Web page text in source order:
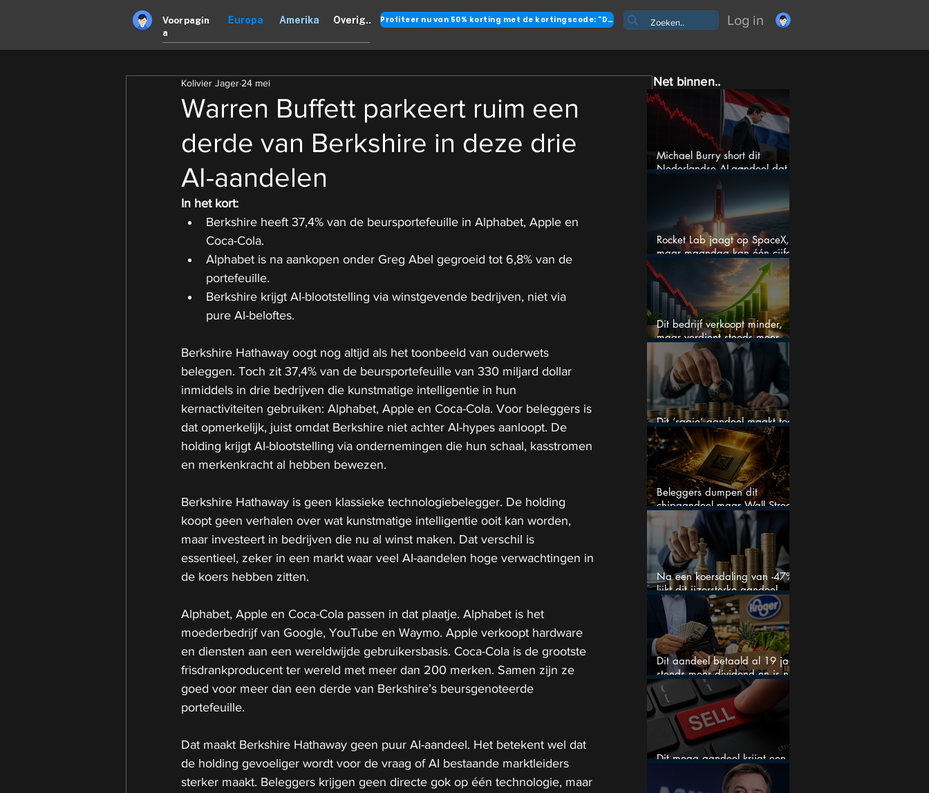
Voorpagin
a
Europa Amerika Overig.. Profiteer nu van 50% korting met de kortingscode: "DANK" Log in
Warren Buffett parkeert ruim een
derde van Berkshire in deze drie
AI-aandelen
Kolivier Jager 24 mei
In het kort:
Berkshire heeft 37,4% van de beursportefeuille in Alphabet, Apple en
Coca-Cola.
Alphabet is na aankopen onder Greg Abel gegroeid tot 6,8% van de
portefeuille.
Berkshire krijgt AI-blootstelling via winstgevende bedrijven, niet via
pure AI-beloftes.
Berkshire Hathaway oogt nog altijd als het toonbeeld van ouderwets
beleggen. Toch zit 37,4% van de beursportefeuille van 330 miljard dollar
inmiddels in drie bedrijven die kunstmatige intelligentie in hun
kernactiviteiten gebruiken: Alphabet, Apple en Coca-Cola. Voor beleggers is
dat opmerkelijk, juist omdat Berkshire niet achter AI-hypes aanloopt. De
holding krijgt AI-blootstelling via ondernemingen die hun schaal, kasstromen
en merkenkracht al hebben bewezen.
Berkshire Hathaway is geen klassieke technologiebelegger. De holding
koopt geen verhalen over wat kunstmatige intelligentie ooit kan worden,
maar investeert in bedrijven die nu al winst maken. Dat verschil is
essentieel, zeker in een markt waar veel AI-aandelen hoge verwachtingen in
de koers hebben zitten.
Alphabet, Apple en Coca-Cola passen in dat plaatje. Alphabet is het
moederbedrijf van Google, YouTube en Waymo. Apple verkoopt hardware
en diensten aan een wereldwijde gebruikersbasis. Coca-Cola is de grootste
frisdrankproducent ter wereld met meer dan 200 merken. Samen zijn ze
goed voor meer dan een derde van Berkshire’s beursgenoteerde
portefeuille.
Dat maakt Berkshire Hathaway geen puur AI-aandeel. Het betekent wel dat
de holding gevoeliger wordt voor de vraag of AI bestaande marktleiders
sterker maakt. Beleggers krijgen geen directe gok op één technologie, maar
Net binnen..
Michael Burry short dit
Nederlandse AI-aandeel dat
maar liefst 684% groeit
Rocket Lab jaagt op SpaceX,
maar maandag kan één cijfer
de droom doorprikken?
Dit bedrijf verkoopt minder,
maar verdient steeds meer —
hoe lang kan dit sprookje
doorgaan?
Dit ‘saaie’ aandeel maakt toch
bizar veel winst
Beleggers dumpen dit
chipaandeel maar Wall Street
ziet een zeldzame koopkans
Na een koersdaling van -47%
lijkt dit ijzersterke aandeel
aantrekkelijker dan ooit
Dit aandeel betaald al 19 jaar
steeds meer dividend en is nu
goedkoop
Dit mega aandeel krijgt een
zeldzaam verkoopadvies